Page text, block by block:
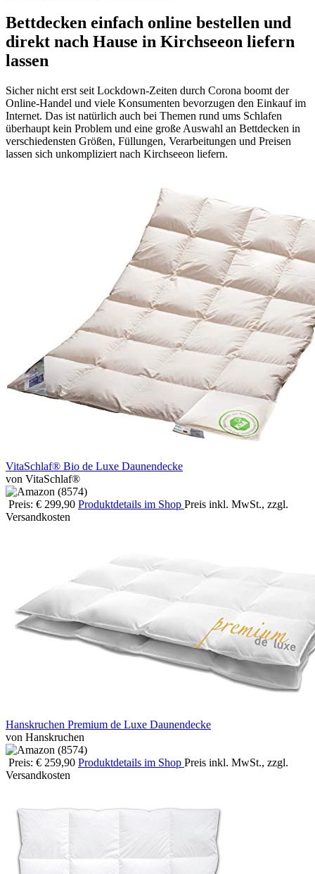
Bettdecken einfach online bestellen und
direkt nach Hause in Kirchseeon liefern
lassen
Sicher nicht erst seit Lockdown-Zeiten durch Corona boomt der
Online-Handel und viele Konsumenten bevorzugen den Einkauf im
Internet. Das ist natürlich auch bei Themen rund ums Schlafen
überhaupt kein Problem und eine große Auswahl an Bettdecken in
verschiedensten Größen, Füllungen, Verarbeitungen und Preisen
lassen sich unkompliziert nach Kirchseeon liefern.
VitaSchlaf® Bio de Luxe Daunendecke
von VitaSchlaf®
Preis: € 299,90 Produktdetails im Shop Preis inkl. MwSt., zzgl.
Versandkosten
Hanskruchen Premium de Luxe Daunendecke
von Hanskruchen
Preis: € 259,90 Produktdetails im Shop Preis inkl. MwSt., zzgl.
Versandkosten